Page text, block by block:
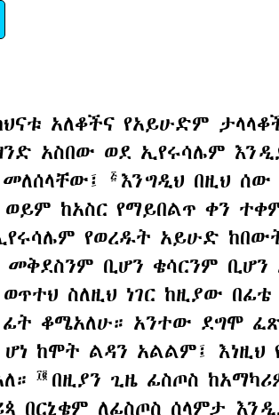
አለቆችና የአይሁድም
አስበው ወደ ኢየሩሳሌም
፭ እንግዲህ በዚህ
ወይም ከአስር የማይበልጥ ቀን
የወረዱት አይሁድ
ቢሆን ቄሳርንም ቢሆን
ስለዚህ ነገር ከዚያው
ፊት ቆሜአለሁ። አንተው ደግሞ
ከሞት ልዳን አልልም፤ እነዚህ
፲፪ በዚያን ጊዜ ፊስጦስ
በርኒቄም ለፊስጦስ ሰላምታ